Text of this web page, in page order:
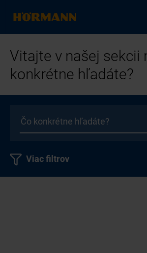
Vitajte v našej sekcii
konkrétne hľadáte?
Viac filtrov